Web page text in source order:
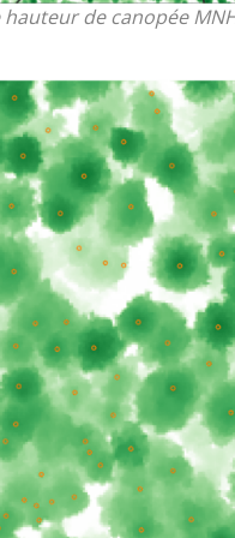
de canopée